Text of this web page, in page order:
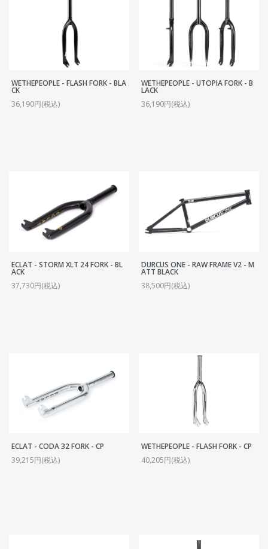
WETHEPEOPLE - FLASH FORK - BLA
CK
36,190円(税込)
WETHEPEOPLE - UTOPIA FORK - B
LACK
36,190円(税込)
ECLAT - STORM XLT 24 FORK - BL
ACK
37,730円(税込)
DURCUS ONE - RAW FRAME V2 - M
ATT BLACK
38,500円(税込)
ECLAT - CODA 32 FORK - CP
39,215円(税込)
WETHEPEOPLE - FLASH FORK - CP
40,205円(税込)